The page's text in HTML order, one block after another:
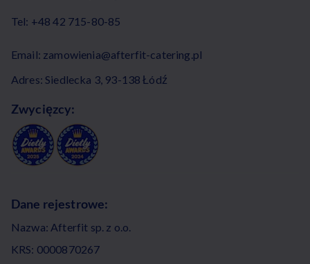
Tel: +48 42 715-80-85
Email: zamowienia@afterfit-catering.pl
Adres: Siedlecka 3, 93-138 Łódź
Zwycięzcy:
Dane rejestrowe:
Nazwa: Afterfit sp. z o.o.
KRS: 0000870267